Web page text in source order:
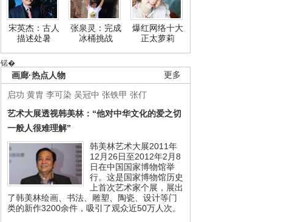
宋英杰：古人
描述处暑
张泉灵：完成
冰桶挑战
爆红网络十大
正太萝莉
锘�
更多
画廊·热点人物
启功 黄胄 李可染 吴冠中 张铁甲 张仃
艺术大展透视韩美林：“他对中华文化的爱之切
一般人很难理解”
韩美林艺术大展2011年
12月26日至2012年2月8
日在中国国家博物馆举
行。这是国家博物馆历史
上首次艺术家个展，展出
了韩美林绘画、书法、雕塑、陶瓷、设计等门
类的新作3200余件，吸引了观众近50万人次。